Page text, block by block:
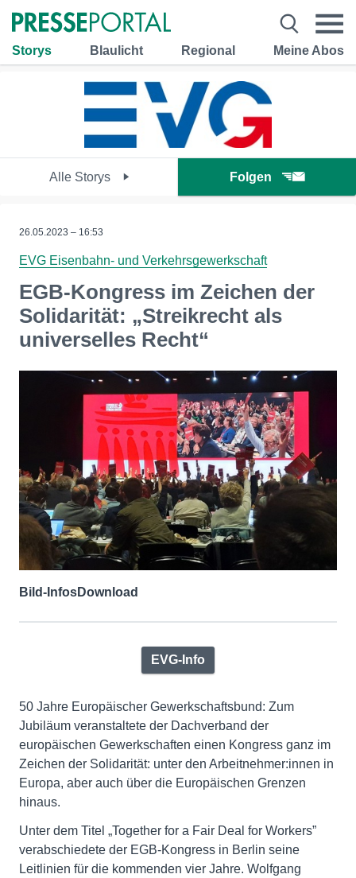
Storys Blaulicht Regional Meine Abos
Alle Storys Folgen
26.05.2023 – 16:53
EVG Eisenbahn- und Verkehrsgewerkschaft
EGB-Kongress im Zeichen der
Solidarität: „Streikrecht als
universelles Recht“
Bild-InfosDownload
EVG-Info
50 Jahre Europäischer Gewerkschaftsbund: Zum
Jubiläum veranstaltete der Dachverband der
europäischen Gewerkschaften einen Kongress ganz im
Zeichen der Solidarität: unter den Arbeitnehmer:innen in
Europa, aber auch über die Europäischen Grenzen
hinaus.
Unter dem Titel „Together for a Fair Deal for Workers”
verabschiedete der EGB-Kongress in Berlin seine
Leitlinien für die kommenden vier Jahre. Wolfgang